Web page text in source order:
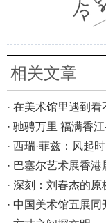
相关文章
· 在美术馆里遇到
· 西瑞·菲兹：风起时
· 巴塞尔艺术展香
· 深刻：刘春杰的
· 中国美术馆五展